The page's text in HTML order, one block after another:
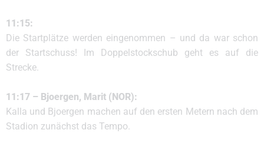
11:15:
Die Startplätze werden eingenommen – und da war schon
der Startschuss! Im Doppelstockschub geht es auf die
Strecke.
11:17 – Bjoergen, Marit (NOR):
Kalla und Bjoergen machen auf den ersten Metern nach dem
Stadion zunächst das Tempo.